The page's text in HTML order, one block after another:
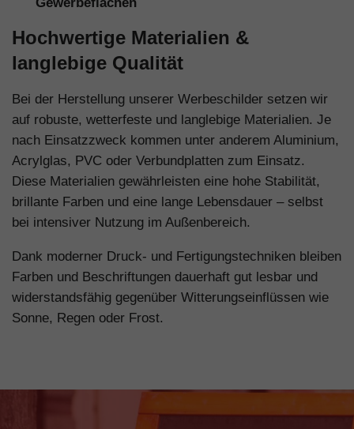
Hochwertige Materialien &
langlebige Qualität
Bei der Herstellung unserer Werbeschilder setzen wir
auf robuste, wetterfeste und langlebige Materialien. Je
nach Einsatzzweck kommen unter anderem Aluminium,
Acrylglas, PVC oder Verbundplatten zum Einsatz.
Diese Materialien gewährleisten eine hohe Stabilität,
brillante Farben und eine lange Lebensdauer – selbst
bei intensiver Nutzung im Außenbereich.
Dank moderner Druck- und Fertigungstechniken bleiben
Farben und Beschriftungen dauerhaft gut lesbar und
widerstandsfähig gegenüber Witterungseinflüssen wie
Sonne, Regen oder Frost.